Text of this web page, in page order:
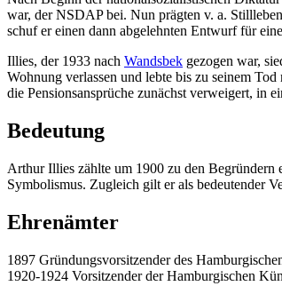
war, der NSDAP bei. Nun prägten v. a.
schuf er einen dann abgelehnten Entwurf für
Illies, der 1933 nach Wandsbek gezogen war,
Wohnung verlassen und lebte bis zu seinem
die Pensionsansprüche zunächst verweigert, in
Bedeutung
Arthur Illies zählte um 1900 zu den Begründern
Symbolismus. Zugleich gilt er als bedeutender
Ehrenämter
1897 Gründungsvorsitzender des
1920-1924 Vorsitzender der Hamburgischen